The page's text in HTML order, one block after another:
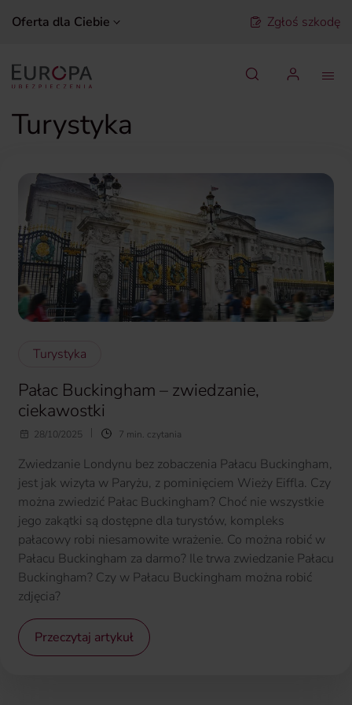
Oferta dla Ciebie Zgłoś szkodę
Turystyka
Turystyka
Pałac Buckingham – zwiedzanie,
ciekawostki
28/10/2025 7 min. czytania
Zwiedzanie Londynu bez zobaczenia Pałacu Buckingham,
jest jak wizyta w Paryżu, z pominięciem Wieży Eiffla. Czy
można zwiedzić Pałac Buckingham? Choć nie wszystkie
jego zakątki są dostępne dla turystów, kompleks
pałacowy robi niesamowite wrażenie. Co można robić w
Pałacu Buckingham za darmo? Ile trwa zwiedzanie Pałacu
Buckingham? Czy w Pałacu Buckingham można robić
zdjęcia?
Przeczytaj artykuł